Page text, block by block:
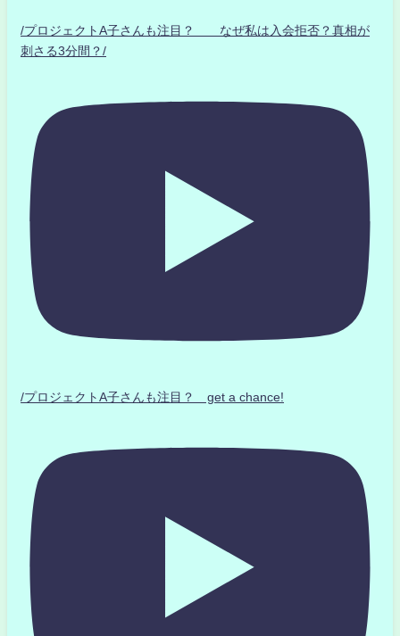
/プロジェクトA子さんも注目？ なぜ私は入会拒否？真相が
刺さる3分間？/
/プロジェクトA子さんも注目？ get a chance!